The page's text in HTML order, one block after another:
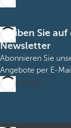
Bleiben Sie
Newsletter
Abonnieren Sie
Angebote per E-
Abonnieren